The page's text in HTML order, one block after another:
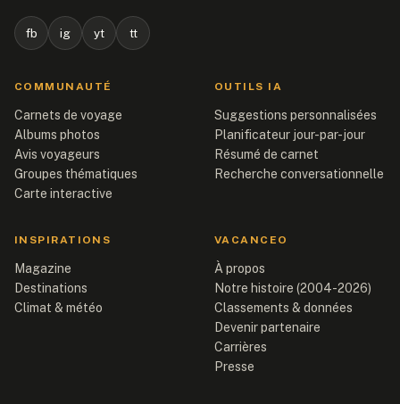
fb ig yt tt
COMMUNAUTÉ
Carnets de voyage
Albums photos
Avis voyageurs
Groupes thématiques
Carte interactive
OUTILS IA
Suggestions personnalisées
Planificateur jour-par-jour
Résumé de carnet
Recherche conversationnelle
INSPIRATIONS
Magazine
Destinations
Climat & météo
VACANCEO
À propos
Notre histoire (2004-2026)
Classements & données
Devenir partenaire
Carrières
Presse